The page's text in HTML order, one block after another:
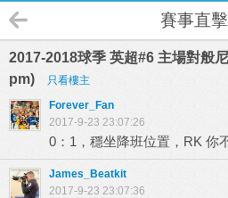
賽事直擊
2017-2018球季 英超#6 主場對般
pm)
只看樓主
Forever_Fan
2017-9-23 23:07:26
0：1，穩坐降班位置，RK 你
James_Beatkit
2017-9-23 23:07:36